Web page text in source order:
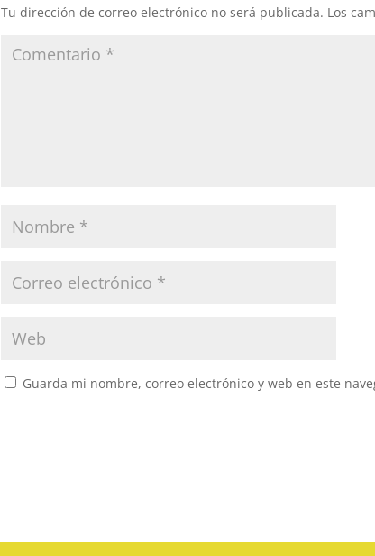
Tu dirección de correo electrónico no será publicada. Los
Guarda mi nombre, correo electrónico y web en este